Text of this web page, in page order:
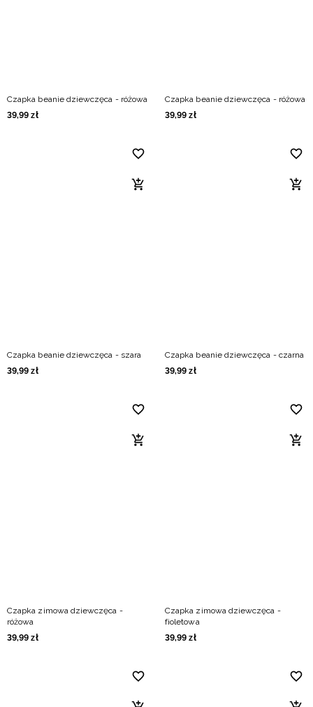
Czapka beanie dziewczęca - różowa
39,99 zł
Czapka beanie dziewczęca - różowa
39,99 zł
Czapka beanie dziewczęca - szara
39,99 zł
Czapka beanie dziewczęca - czarna
39,99 zł
Czapka zimowa dziewczęca -
różowa
39,99 zł
Czapka zimowa dziewczęca -
fioletowa
39,99 zł